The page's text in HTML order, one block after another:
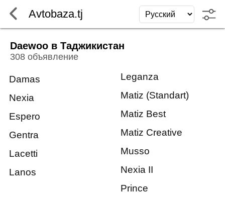
Avtobaza.tj
Daewoo в Таджикистан
308 объявление
Damas
Nexia
Espero
Gentra
Lacetti
Lanos
Leganza
Matiz (Standart)
Matiz Best
Matiz Creative
Musso
Nexia II
Prince